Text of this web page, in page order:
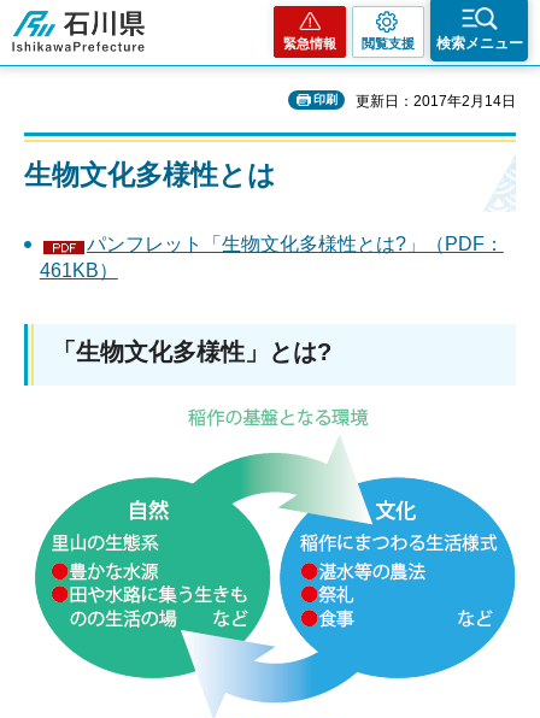
石川県
緊急情報 閲覧支援 検索メニュー
印刷 更新日：2017年2月14日
生物文化多様性とは
パンフレット「生物文化多様性とは?」（PDF：
461KB）
「生物文化多様性」とは?